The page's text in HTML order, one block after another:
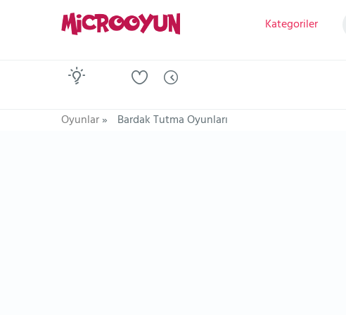
Kategoriler
Oyunlar» Bardak Tutma Oyunları